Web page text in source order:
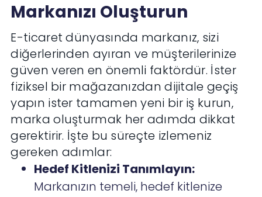
Markanızı Oluşturun
E-ticaret dünyasında markanız, sizi
diğerlerinden ayıran ve müşterilerinize
güven veren en önemli faktördür. İster
fiziksel bir mağazanızdan dijitale geçiş
yapın ister tamamen yeni bir iş kurun,
marka oluşturmak her adımda dikkat
gerektirir. İşte bu süreçte izlemeniz
gereken adımlar:
Hedef Kitlenizi Tanımlayın:
Markanızın temeli, hedef kitlenize